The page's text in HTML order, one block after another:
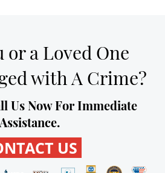
DUI
DUI
or a Loved One
with A Crime?
Us Now For Immediate
Assistance.
US